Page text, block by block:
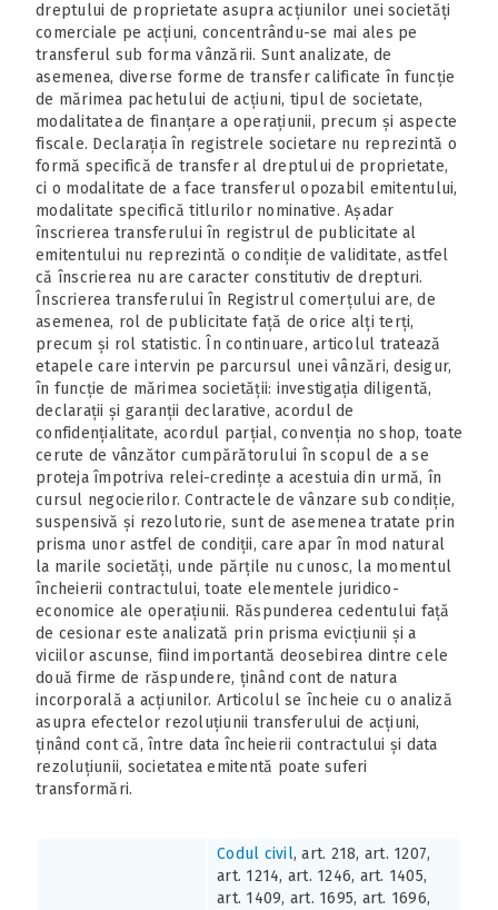
dreptului de proprietate asupra acțiunilor unei societăți
comerciale pe acțiuni, concentrându-se mai ales pe
transferul sub forma vânzării. Sunt analizate, de
asemenea, diverse forme de transfer calificate în funcție
de mărimea pachetului de acțiuni, tipul de societate,
modalitatea de finanțare a operațiunii, precum și aspecte
fiscale. Declarația în registrele societare nu reprezintă o
formă specifică de transfer al dreptului de proprietate,
ci o modalitate de a face transferul opozabil emitentului,
modalitate specifică titlurilor nominative. Așadar
înscrierea transferului în registrul de publicitate al
emitentului nu reprezintă o condiție de validitate, astfel
că înscrierea nu are caracter constitutiv de drepturi.
Înscrierea transferului în Registrul comerțului are, de
asemenea, rol de publicitate față de orice alți terți,
precum și rol statistic. În continuare, articolul tratează
etapele care intervin pe parcursul unei vânzări, desigur,
în funcție de mărimea societății: investigația diligentă,
declarații și garanții declarative, acordul de
confidențialitate, acordul parțial, convenția no shop, toate
cerute de vânzător cumpărătorului în scopul de a se
proteja împotriva relei-credințe a acestuia din urmă, în
cursul negocierilor. Contractele de vânzare sub condiție,
suspensivă și rezolutorie, sunt de asemenea tratate prin
prisma unor astfel de condiții, care apar în mod natural
la marile societăți, unde părțile nu cunosc, la momentul
încheierii contractului, toate elementele juridico-
economice ale operațiunii. Răspunderea cedentului față
de cesionar este analizată prin prisma evicțiunii și a
viciilor ascunse, fiind importantă deosebirea dintre cele
două firme de răspundere, ținând cont de natura
incorporală a acțiunilor. Articolul se încheie cu o analiză
asupra efectelor rezoluțiunii transferului de acțiuni,
ținând cont că, între data încheierii contractului și data
rezoluțiunii, societatea emitentă poate suferi
transformări.
Codul civil, art. 218, art. 1207,
art. 1214, art. 1246, art. 1405,
art. 1409, art. 1695, art. 1696,